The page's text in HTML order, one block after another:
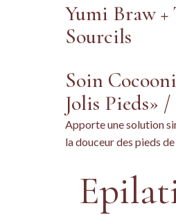
Yumi Braw
Sourcils
Soin
Jolis Pieds»
Apporte une solution
la douceur des pieds